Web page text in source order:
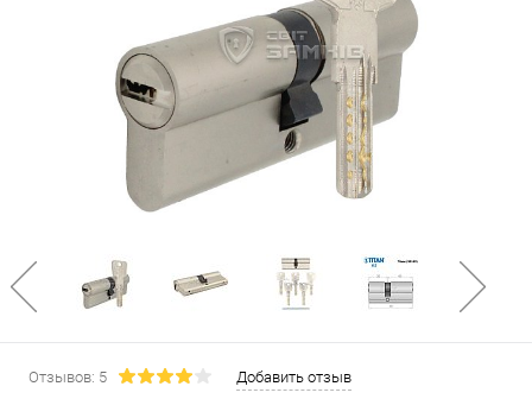
Отзывов: 5 Добавить отзыв